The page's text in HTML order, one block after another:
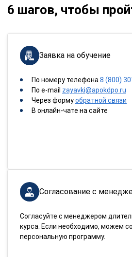
6 шагов, чтобы
Заявка на обучение
По номеру телефона 8 (800)
По e-mail zayavki@apokdpo.ru
Через формуобратной связи
В онлайн-чате на сайте
Согласование с
Согласуйте с менеджером
курса. Если необходимо, можем
персональную программу.